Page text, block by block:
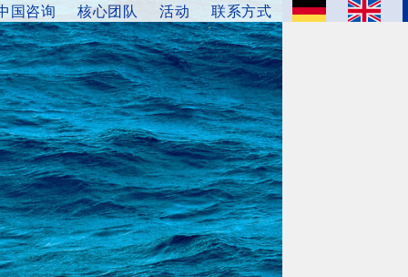
国咨询 核心团队 活动 联系方式